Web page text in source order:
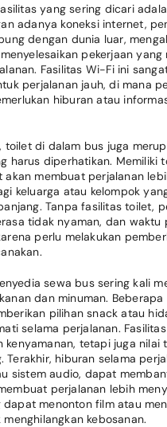
yang sering dicari
adanya koneksi internet,
dengan dunia luar,
pekerjaan yang
Fasilitas Wi-Fi ini
perjalanan jauh, di mana
hiburan atau
toilet di dalam bus juga
harus diperhatikan. Memiliki
akan membuat perjalanan
keluarga atau kelompok
Tanpa fasilitas toilet,
tidak nyaman, dan waktu
perlu melakukan
sewa bus sering kali
dan minuman.
pilihan snack atau
selama perjalanan.
kenyamanan, tetapi juga nilai
Terakhir, hiburan selama
sistem audio, dapat
perjalanan lebih
dapat menonton film atau
menghilangkan kebosanan.